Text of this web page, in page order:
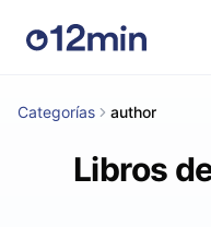
Categorías author
Libros